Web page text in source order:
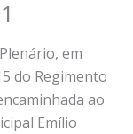
em
do Regimento
ao
Emílio